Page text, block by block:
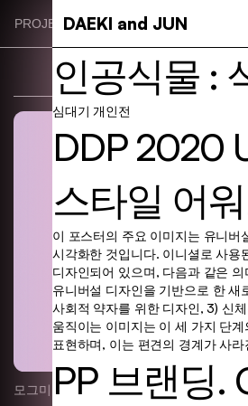
main
PROJECT CATEGORIES
모그미 브랜딩. BI
DAEKI and JUN
인공식물 :
심대기 개인전
DDP 2020
스타일 어
이 포스터의 주요 이미지는 유니버
시각화한 것입니다. 이니셜로 사용
디자인되어 있으며, 다음과 같은
유니버설 디자인을 기반으로 한 새
사회적 약자를 위한 디자인, 3) 신
움직이는 이미지는 이 세 가지 단
표현하며, 이는 편견의 경계가 사
PP 브랜딩.